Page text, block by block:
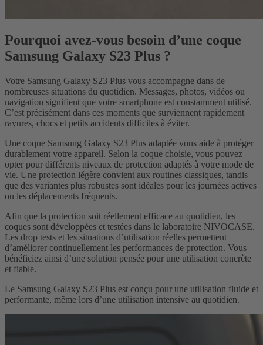
Pourquoi avez-vous besoin d’une coque
Samsung Galaxy S23 Plus ?
Votre Samsung Galaxy S23 Plus vous accompagne dans de
nombreuses situations du quotidien. Messages, photos, vidéos ou
navigation signifient que votre smartphone est constamment utilisé.
C’est précisément dans ces moments que surviennent rapidement
rayures, chocs et petits accidents difficiles à éviter.
Une coque Samsung Galaxy S23 Plus adaptée vous aide à protéger
durablement votre appareil. Selon la coque choisie, vous pouvez
opter pour différents niveaux de protection adaptés à votre mode de
vie. Une protection légère convient aux routines classiques, tandis
que des variantes plus robustes sont idéales pour les journées actives
ou les déplacements fréquents.
Afin que la protection soit réellement efficace au quotidien, les
coques sont développées et testées dans le laboratoire NIVOCASE.
Les drop tests et les situations d’utilisation réelles permettent
d’améliorer continuellement les performances de protection. Vous
bénéficiez ainsi d’une solution pensée pour une utilisation concrète
et fiable.
Le Samsung Galaxy S23 Plus est conçu pour une utilisation fluide et
performante, même lors d’une utilisation intensive au quotidien.